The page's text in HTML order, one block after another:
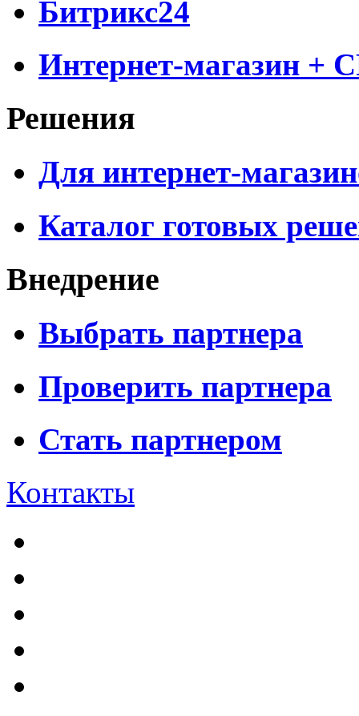
Битрикс24
Интернет-магазин +
Решения
Для интернет-
Каталог готовых
Внедрение
Выбрать партнера
Проверить партнера
Стать партнером
Контакты